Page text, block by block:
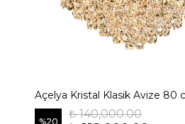
Açelya Kristal Klasik Avize 80
%20
₺ 140,000.00